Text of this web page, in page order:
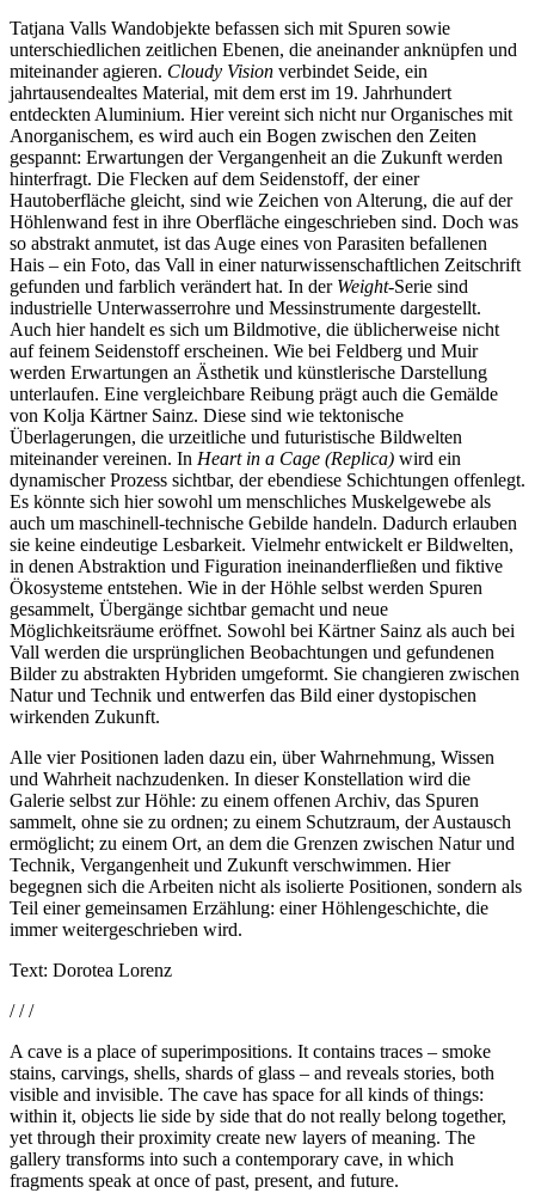
Tatjana Valls Wandobjekte befassen sich mit Spuren sowie
unterschiedlichen zeitlichen Ebenen, die aneinander anknüpfen und
miteinander agieren. Cloudy Vision verbindet Seide, ein
jahrtausendealtes Material, mit dem erst im 19. Jahrhundert
entdeckten Aluminium. Hier vereint sich nicht nur Organisches mit
Anorganischem, es wird auch ein Bogen zwischen den Zeiten
gespannt: Erwartungen der Vergangenheit an die Zukunft werden
hinterfragt. Die Flecken auf dem Seidenstoff, der einer
Hautoberfläche gleicht, sind wie Zeichen von Alterung, die auf der
Höhlenwand fest in ihre Oberfläche eingeschrieben sind. Doch was
so abstrakt anmutet, ist das Auge eines von Parasiten befallenen
Hais – ein Foto, das Vall in einer naturwissenschaftlichen Zeitschrift
gefunden und farblich verändert hat. In der Weight-Serie sind
industrielle Unterwasserrohre und Messinstrumente dargestellt.
Auch hier handelt es sich um Bildmotive, die üblicherweise nicht
auf feinem Seidenstoff erscheinen. Wie bei Feldberg und Muir
werden Erwartungen an Ästhetik und künstlerische Darstellung
unterlaufen. Eine vergleichbare Reibung prägt auch die Gemälde
von Kolja Kärtner Sainz. Diese sind wie tektonische
Überlagerungen, die urzeitliche und futuristische Bildwelten
miteinander vereinen. In Heart in a Cage (Replica) wird ein
dynamischer Prozess sichtbar, der ebendiese Schichtungen offenlegt.
Es könnte sich hier sowohl um menschliches Muskelgewebe als
auch um maschinell-technische Gebilde handeln. Dadurch erlauben
sie keine eindeutige Lesbarkeit. Vielmehr entwickelt er Bildwelten,
in denen Abstraktion und Figuration ineinanderfließen und fiktive
Ökosysteme entstehen. Wie in der Höhle selbst werden Spuren
gesammelt, Übergänge sichtbar gemacht und neue
Möglichkeitsräume eröffnet. Sowohl bei Kärtner Sainz als auch bei
Vall werden die ursprünglichen Beobachtungen und gefundenen
Bilder zu abstrakten Hybriden umgeformt. Sie changieren zwischen
Natur und Technik und entwerfen das Bild einer dystopischen
wirkenden Zukunft.
Alle vier Positionen laden dazu ein, über Wahrnehmung, Wissen
und Wahrheit nachzudenken. In dieser Konstellation wird die
Galerie selbst zur Höhle: zu einem offenen Archiv, das Spuren
sammelt, ohne sie zu ordnen; zu einem Schutzraum, der Austausch
ermöglicht; zu einem Ort, an dem die Grenzen zwischen Natur und
Technik, Vergangenheit und Zukunft verschwimmen. Hier
begegnen sich die Arbeiten nicht als isolierte Positionen, sondern als
Teil einer gemeinsamen Erzählung: einer Höhlengeschichte, die
immer weitergeschrieben wird.
Text: Dorotea Lorenz
/ / /
A cave is a place of superimpositions. It contains traces – smoke
stains, carvings, shells, shards of glass – and reveals stories, both
visible and invisible. The cave has space for all kinds of things:
within it, objects lie side by side that do not really belong together,
yet through their proximity create new layers of meaning. The
gallery transforms into such a contemporary cave, in which
fragments speak at once of past, present, and future.